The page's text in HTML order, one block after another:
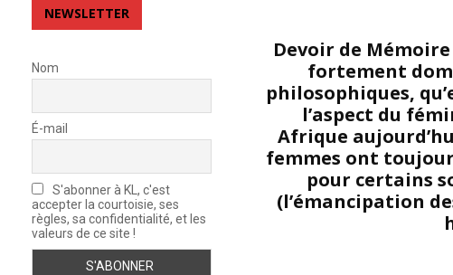
Devoir de
fortement
philosophiques,
l’aspect du
Afrique
femmes ont
pour certains
(l’émancipation
NEWSLETTER
Nom
É-mail
S'abonner à KL, c'est
accepter la courtoisie, ses
règles, sa confidentialité, et les
valeurs de ce site !